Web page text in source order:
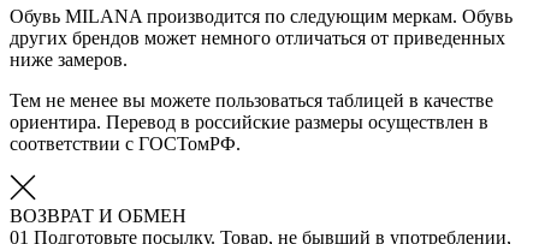
Обувь MILANA производится по следующим меркам. Обувь
других брендов может немного отличаться от приведенных
ниже замеров.
Тем не менее вы можете пользоваться таблицей в качестве
ориентира. Перевод в российские размеры осуществлен в
соответствии с ГОСТомРФ.
ВОЗВРАТ И ОБМЕН
01 Подготовьте посылку. Товар, не бывший в употреблении,